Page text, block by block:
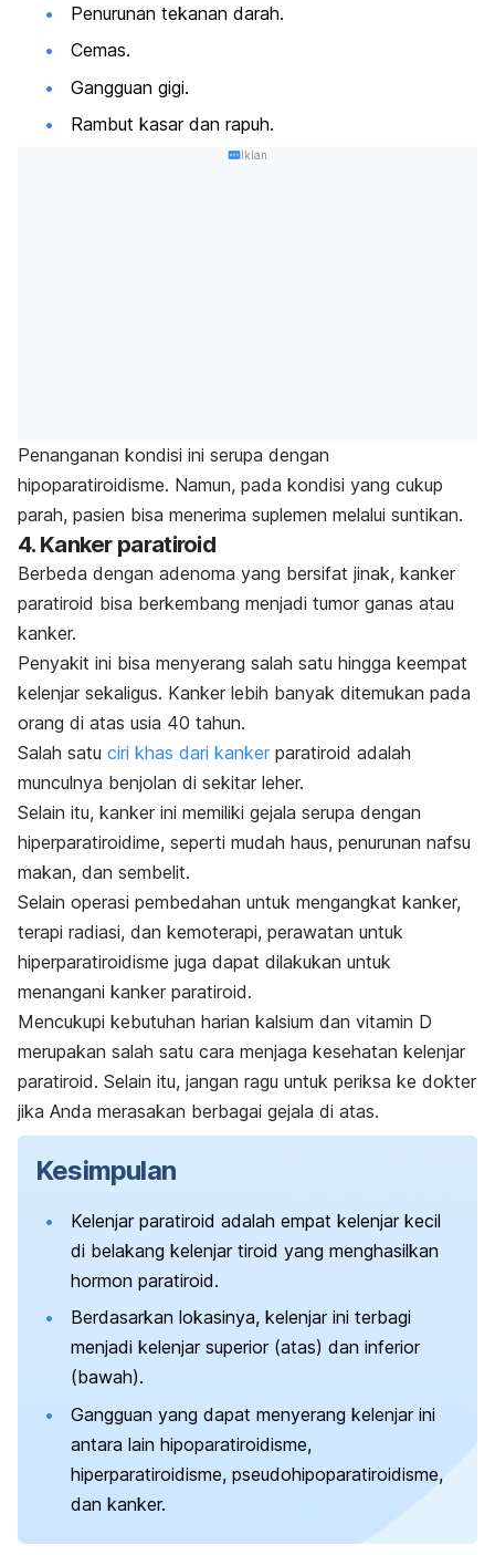
Penurunan tekanan darah.
Cemas.
Gangguan gigi.
Rambut kasar dan rapuh.
Iklan
Penanganan kondisi ini serupa dengan
hipoparatiroidisme. Namun, pada kondisi yang cukup
parah, pasien bisa menerima suplemen melalui suntikan.
4. Kanker paratiroid
Berbeda dengan adenoma yang bersifat jinak, kanker
paratiroid bisa berkembang menjadi tumor ganas atau
kanker.
Penyakit ini bisa menyerang salah satu hingga keempat
kelenjar sekaligus. Kanker lebih banyak ditemukan pada
orang di atas usia 40 tahun.
Salah satu ciri khas dari kanker paratiroid adalah
munculnya benjolan di sekitar leher.
Selain itu, kanker ini memiliki gejala serupa dengan
hiperparatiroidime, seperti mudah haus, penurunan nafsu
makan, dan sembelit.
Selain operasi pembedahan untuk mengangkat kanker,
terapi radiasi, dan kemoterapi, perawatan untuk
hiperparatiroidisme juga dapat dilakukan untuk
menangani kanker paratiroid.
Mencukupi kebutuhan harian kalsium dan vitamin D
merupakan salah satu cara menjaga kesehatan kelenjar
paratiroid. Selain itu, jangan ragu untuk periksa ke dokter
jika Anda merasakan berbagai gejala di atas.
Kesimpulan
Kelenjar paratiroid adalah empat kelenjar kecil
di belakang kelenjar tiroid yang menghasilkan
hormon paratiroid.
Berdasarkan lokasinya, kelenjar ini terbagi
menjadi kelenjar superior (atas) dan inferior
(bawah).
Gangguan yang dapat menyerang kelenjar ini
antara lain hipoparatiroidisme,
hiperparatiroidisme, pseudohipoparatiroidisme,
dan kanker.